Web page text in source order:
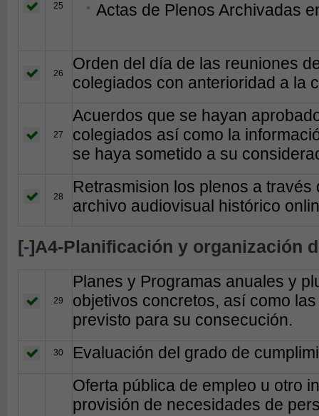
25 Actas de Plenos Archivadas
26
Orden del día de las reuniones
colegiados con anterioridad a la
27
Acuerdos que se hayan
colegiados así como la
se haya sometido a su
28
Retrasmision los plenos a
archivo audiovisual histórico
[-]A4-Planificación y organización
29
Planes y Programas anuales y
objetivos concretos, así como
previsto para su consecución.
30 Evaluación del grado de
Oferta pública de empleo u otro
provisión de necesidades de